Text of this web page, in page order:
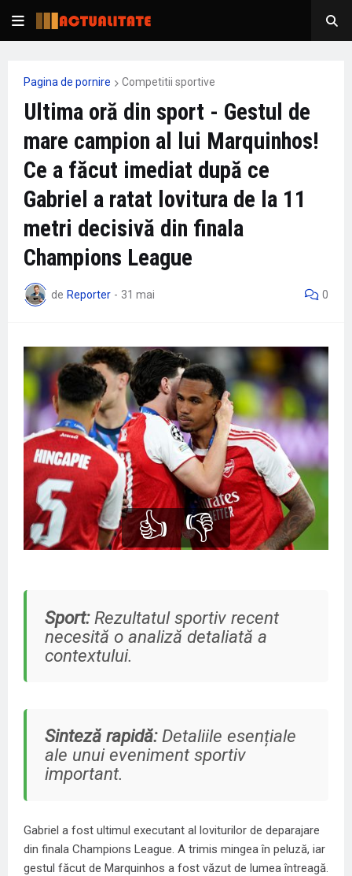
Pagina de pornire Competitii sportive
Ultima oră din sport - Gestul de
mare campion al lui Marquinhos!
Ce a făcut imediat după ce
Gabriel a ratat lovitura de la 11
metri decisivă din finala
Champions League
de Reporter - 31 mai 0
👍 👎
Sport:Rezultatul sportiv recent
necesită o analiză detaliată a
contextului.
Sinteză rapidă:Detaliile esențiale
ale unui eveniment sportiv
important.
Gabriel a fost ultimul executant al loviturilor de deparajare
din finala Champions League. A trimis mingea în peluză, iar
gestul făcut de Marquinhos a fost văzut de lumea întreagă.